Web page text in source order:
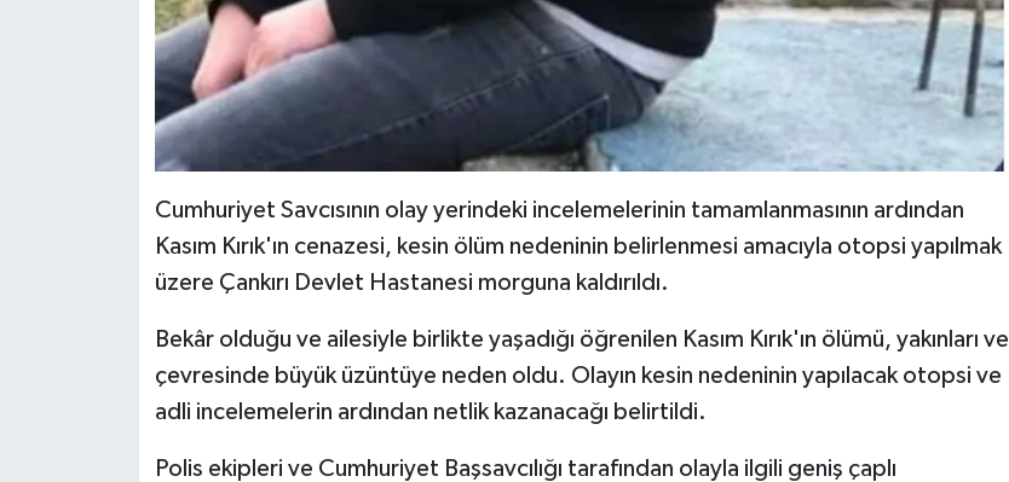
Cumhuriyet Savcısının olay yerindeki incelemelerinin tamamlanmasının ardından
Kasım Kırık'ın cenazesi, kesin ölüm nedeninin belirlenmesi amacıyla otopsi yapılmak
üzere Çankırı Devlet Hastanesi morguna kaldırıldı.
Bekâr olduğu ve ailesiyle birlikte yaşadığı öğrenilen Kasım Kırık'ın ölümü, yakınları ve
çevresinde büyük üzüntüye neden oldu. Olayın kesin nedeninin yapılacak otopsi ve
adli incelemelerin ardından netlik kazanacağı belirtildi.
Polis ekipleri ve Cumhuriyet Başsavcılığı tarafından olayla ilgili geniş çaplı